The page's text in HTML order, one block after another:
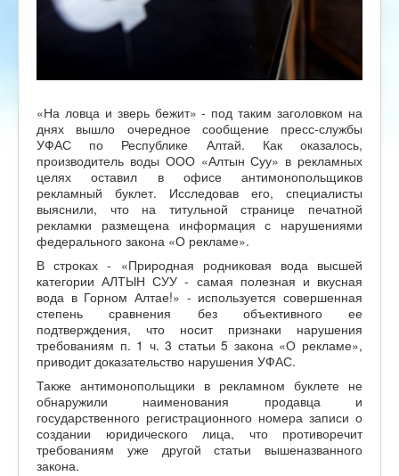
«На ловца и зверь бежит» - под таким заголовком на
днях вышло очередное сообщение пресс-службы
УФАС по Республике Алтай. Как оказалось,
производитель воды ООО «Алтын Суу» в рекламных
целях оставил в офисе антимонопольщиков
рекламный буклет. Исследовав его, специалисты
выяснили, что на титульной странице печатной
рекламки размещена информация с нарушениями
федерального закона «О рекламе».
В строках - «Природная родниковая вода высшей
категории АЛТЫН СУУ - самая полезная и вкусная
вода в Горном Алтае!» - используется совершенная
степень сравнения без объективного ее
подтверждения, что носит признаки нарушения
требованиям п. 1 ч. 3 статьи 5 закона «О рекламе»,
приводит доказательство нарушения УФАС.
Также антимонопольщики в рекламном буклете не
обнаружили наименования продавца и
государственного регистрационного номера записи о
создании юридического лица, что противоречит
требованиям уже другой статьи вышеназванного
закона.